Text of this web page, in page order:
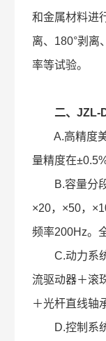
和金属材料进
离、180°剥离
率等试验。
二、JZL-
A.高精度美
量精度在
B.容量分段
×20，×50，
频率200Hz。
C.动力系统
流驱动器＋滚
＋光杆直线轴
D.控制系统